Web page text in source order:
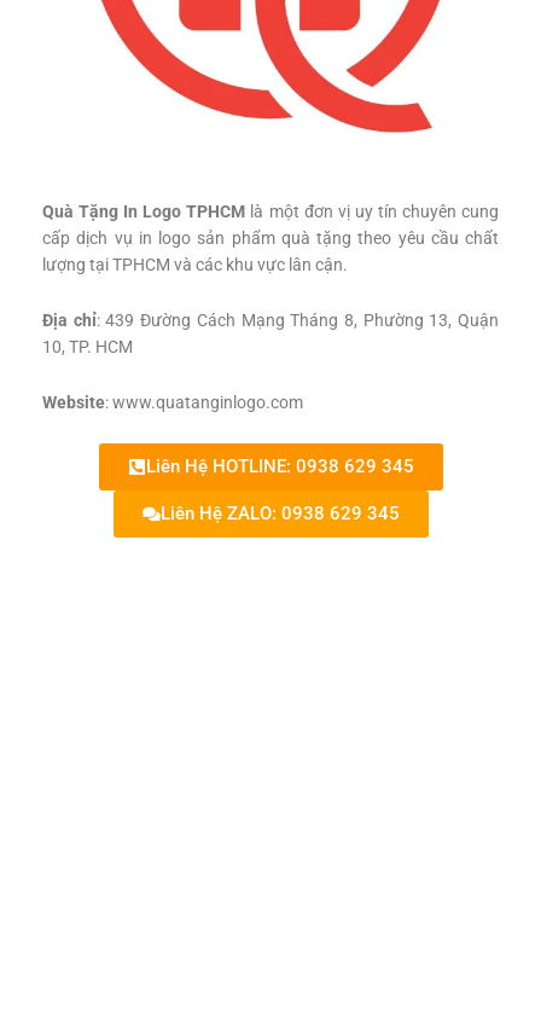
Quà Tặng In Logo TPHCM là một đơn vị uy tín chuyên cung
cấp dịch vụ in logo sản phẩm quà tặng theo yêu cầu chất
lượng tại TPHCM và các khu vực lân cận.
Địa chỉ: 439 Đường Cách Mạng Tháng 8, Phường 13, Quận
10, TP. HCM
Website: www.quatanginlogo.com
Liên Hệ HOTLINE: 0938 629 345
Liên Hệ ZALO: 0938 629 345